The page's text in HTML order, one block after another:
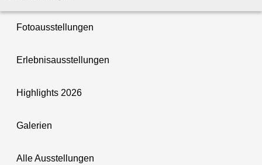
Fotoausstellungen
Erlebnisausstellungen
Highlights 2026
Galerien
Alle Ausstellungen